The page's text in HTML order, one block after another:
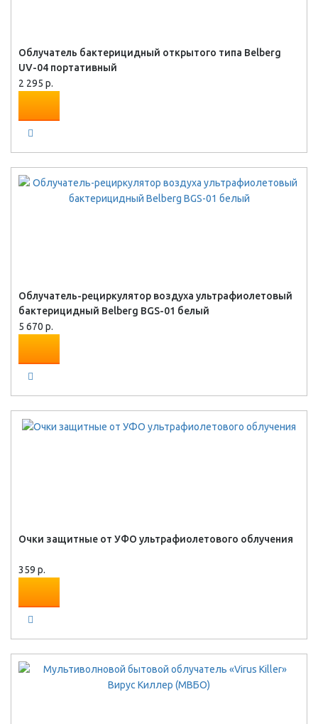
Облучатель бактерицидный открытого типа Belberg
UV-04 портативный
2 295 р.
Облучатель-рециркулятор воздуха ультрафиолетовый
бактерицидный Belberg BGS-01 белый
5 670 р.
Очки защитные от УФО ультрафиолетового облучения
359 р.